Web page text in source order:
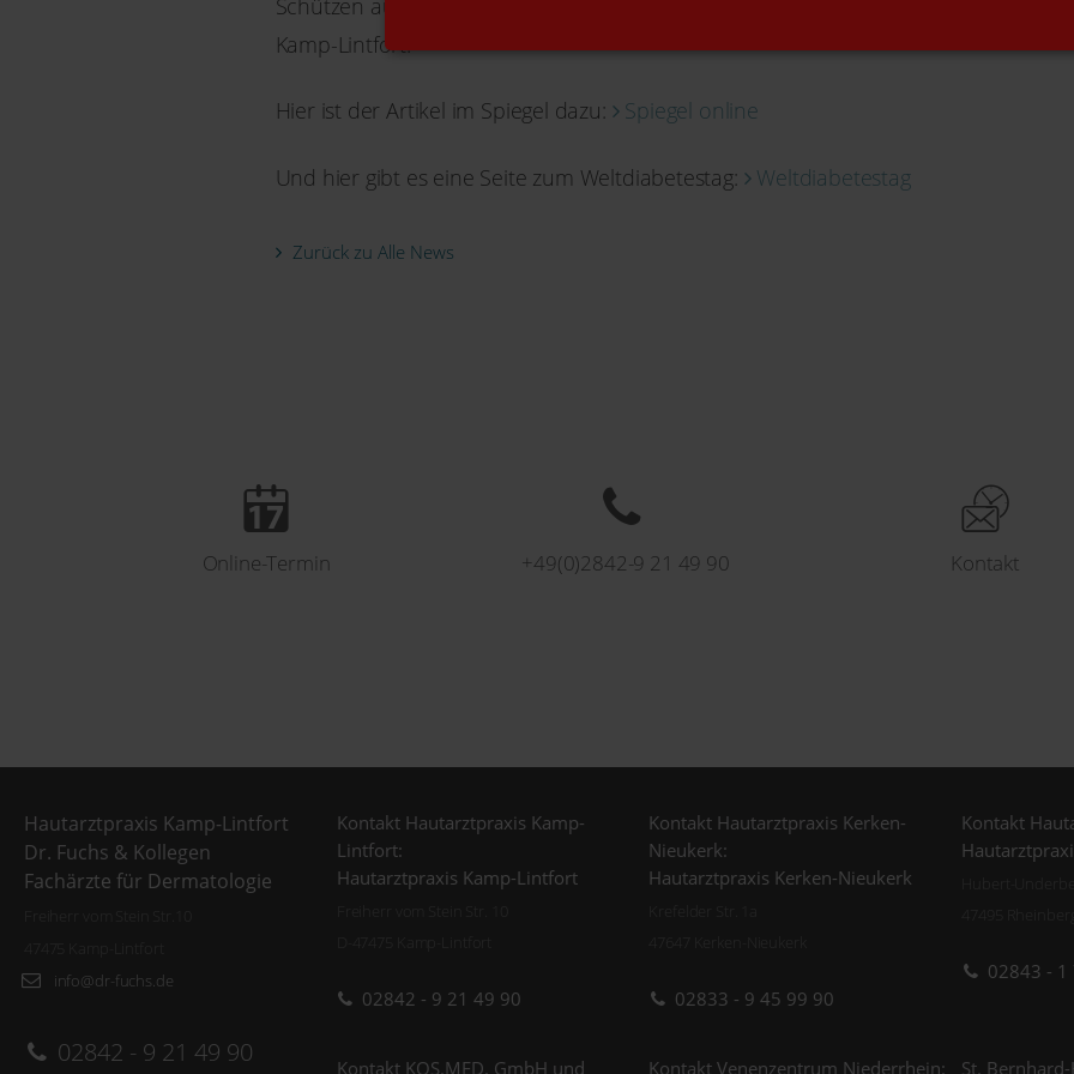
Kamp-Lintfort.
Hier ist der Artikel im Spiegel dazu: Spiegel online
Und hier gibt es eine Seite zum Weltdiabetestag: Weltdiabetestag
Zurück zu Alle News
Online-Termin +49(0)2842-9 21 49 90 Kontakt
Hautarztpraxis Kamp-Lintfort
Dr. Fuchs & Kollegen
Fachärzte für Dermatologie
info@dr-fuchs.de
02842 - 9 21 49 90
Kontakt Hautarztpraxis Kamp-
Lintfort:
Hautarztpraxis Kamp-Lintfort
02842 - 9 21 49 90
Kontakt Hautarztpraxis Kerken-
Nieukerk:
Hautarztpraxis Kerken-Nieukerk
02833 - 9 45 99 90
Kontakt
02843 - 1
Kontakt KOS.MED. GmbH und Kontakt Venenzentrum Niederrhein: St.